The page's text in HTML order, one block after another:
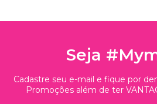
Seja
Cadastre seu e-mail e fique por
Promoções além de ter